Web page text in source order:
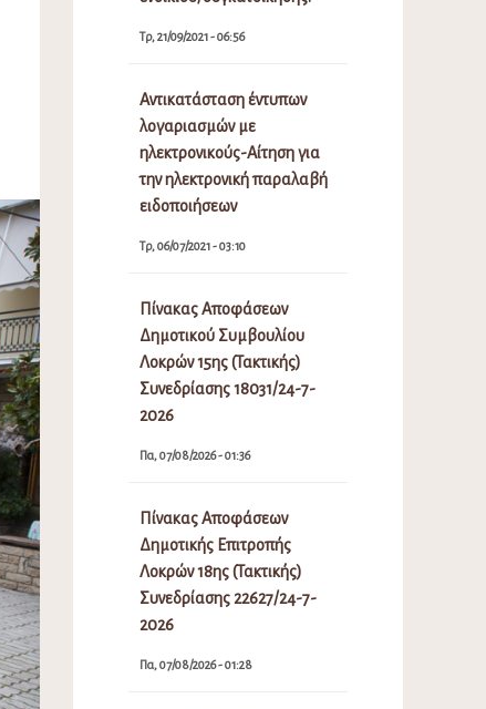
Τρ, 21/09/2021 - 06:56
Αντικατάσταση έντυπων
λογαριασμών με
ηλεκτρονικούς-Αίτηση για
την ηλεκτρονική παραλαβή
ειδοποιήσεων
Τρ, 06/07/2021 - 03:10
Πίνακας Αποφάσεων
Δημοτικού Συμβουλίου
Λοκρών 15ης (Τακτικής)
Συνεδρίασης 18031/24-7-
2026
Πα, 07/08/2026 - 01:36
Πίνακας Αποφάσεων
Δημοτικής Επιτροπής
Λοκρών 18ης (Τακτικής)
Συνεδρίασης 22627/24-7-
2026
Πα, 07/08/2026 - 01:28